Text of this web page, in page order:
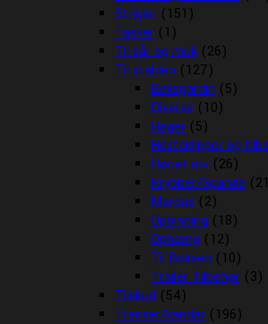
Strigler (151)
Tasker (1)
Til sår og muk (26)
Til stalden (127)
Boksgardin (5)
Diverse (10)
Hager (5)
Hesteklipper og
Hønet mv (26)
Krybber/Spande
Mordax (2)
Opbinding (18)
Ophæng (12)
Til Boksen (10)
Trailer Tilbehør (3)
Tilskud (54)
Trenser/kandar (196)